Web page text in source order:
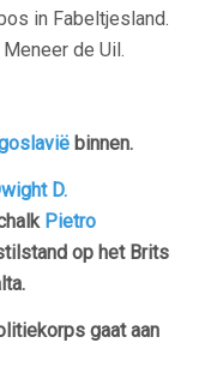
in Fabeltjesland.
de Uil.
binnen.
D.
Pietro
op het Brits
gaat aan